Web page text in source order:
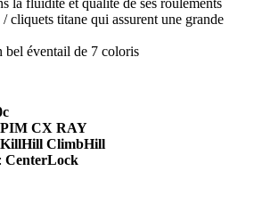
la fluidité et qualité de ses roulements
cliquets titane qui assurent une grande
éventail de 7 coloris
CX RAY
ClimbHill
CenterLock